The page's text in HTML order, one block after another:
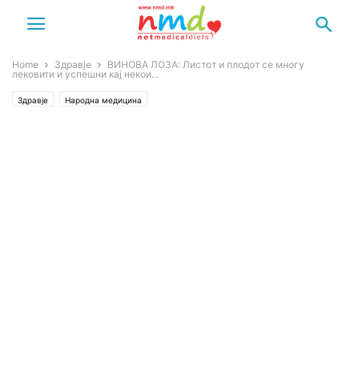
Home Здравје
ВИНОВА ЛОЗА: Листот и плодот се многу
лековити и успешни кај некои...
Здравје Народна медицина